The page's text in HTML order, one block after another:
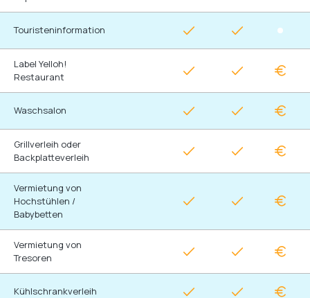
Touristeninformation
Label Yelloh!
Restaurant
Waschsalon
Grillverleih oder
Backplatteverleih
Vermietung von
Hochstühlen /
Babybetten
Vermietung von
Tresoren
Kühlschrankverleih